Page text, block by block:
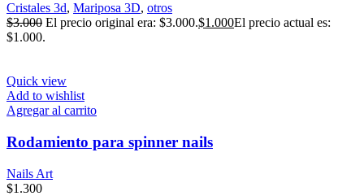
Cristales 3d, Mariposa 3D, otros
$3.000 El precio original era: $3.000.$1.000El precio actual es:
$1.000.
Quick view
Add to wishlist
Agregar al carrito
Rodamiento para spinner nails
Nails Art
$1.300